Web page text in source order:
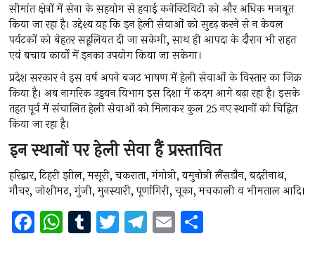
सीमांत क्षेत्रों में सेना के सहयोग से हवाई कनेक्टिविटी को और अधिक मजबूत
किया जा रहा है। उद्देश्य यह कि इन हेली सेवाओं को सुदृढ़ करने से न केवल
पर्यटकों को बेहतर सहूलियत दी जा सकेगी, साथ ही आपदा के दौरान भी राहत
एवं बचाव कार्यों में इनका उपयोग किया जा सकेगा।
प्रदेश सरकार ने इस वर्ष अपने बजट भाषण में हेली सेवाओं के विस्तार का जिक्र
किया है। अब नागरिक उड्डयन विभाग इस दिशा में कदम आगे बढ़ा रहा है। इसके
तहत पूर्व में संचालित हेली सेवाओं को मिलाकर कुल 25 नए स्थानों को चिह्नित
किया जा रहा है।
इन स्थानों पर हेली सेवा हैं प्रस्तावित
हरिद्वार, टिहरी झील, मसूरी, चकराता, गंगोत्री, यमुनोत्री लैंसडौन, बदरीनाथ,
गौचर, जोशीमठ, गुंजी, मुनस्यारी, पूर्णागिरी, चूका, मचकाली व भीमताल आदि।
F
a
W
h
T
u
T
wi
T
el
E
m